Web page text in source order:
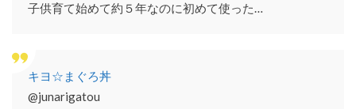
子供育て始めて約５年なのに初めて使った…
キヨ☆まぐろ丼
@junarigatou